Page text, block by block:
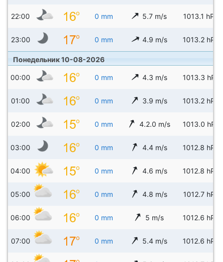
22:00 0 mm 5.7 m/s 1013.1 hPa
23:00 0 mm 4.9 m/s 1013.2 hPa
Понедельник 10-08-2026
00:00 0 mm 4.3 m/s 1013.3 hPa
01:00 0 mm 3.9 m/s 1013.2 hPa
02:00 0 mm 4.2.0 m/s 1013.0 hPa
03:00 0 mm 4.4 m/s 1012.8 hPa
04:00 0 mm 4.6 m/s 1012.8 hPa
05:00 0 mm 4.8 m/s 1012.7 hPa
06:00 0 mm 5 m/s 1012.6 hPa
07:00 0 mm 5.4 m/s 1012.6 hPa